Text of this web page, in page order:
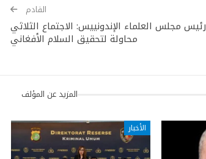
القادم
رئيس مجلس العلماء الإندونييس: الاجتماع الثلاثي
محاولة لتحقيق السلام الأفغاني
المزيد عن المؤلف
الأخبار